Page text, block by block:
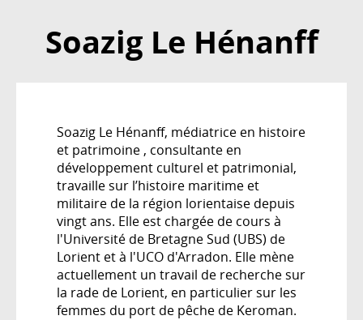
Soazig Le Hénanff
Soazig Le Hénanff, médiatrice en histoire
et patrimoine , consultante en
développement culturel et patrimonial,
travaille sur l’histoire maritime et
militaire de la région lorientaise depuis
vingt ans. Elle est chargée de cours à
l'Université de Bretagne Sud (UBS) de
Lorient et à l'UCO d'Arradon. Elle mène
actuellement un travail de recherche sur
la rade de Lorient, en particulier sur les
femmes du port de pêche de Keroman.